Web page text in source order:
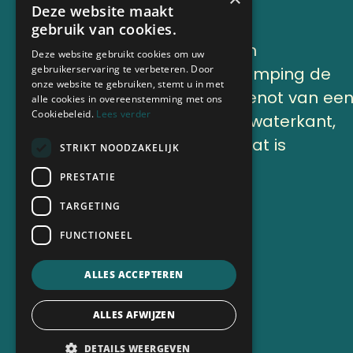
Lekker genieten en
onthaasten op Camping de
Finne onder het genot van een
kop koffie aan de waterkant,
of op ons terras, dat is
vakantie.
Deze website maakt
gebruik van cookies.
Deze website gebruikt cookies om uw
gebruikerservaring te verbeteren. Door
onze website te gebruiken, stemt u in met
alle cookies in overeenstemming met ons
Cookiebeleid. Lees verder
STRIKT NOODZAKELIJK
PRESTATIE
TARGETING
FUNCTIONEEL
ALLES ACCEPTEREN
ALLES AFWIJZEN
DETAILS WEERGEVEN